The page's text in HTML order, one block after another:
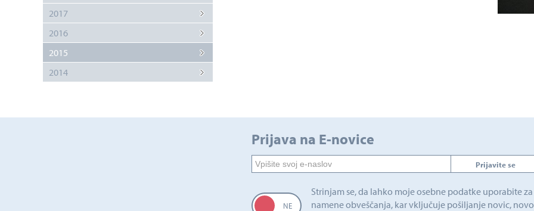
2017
2016
2015
2014
Prijava na E-novice
Prijavite se
Strinjam se, da lahko moje osebne podatke uporabite za
namene obveščanja, kar vključuje pošiljanje novic,